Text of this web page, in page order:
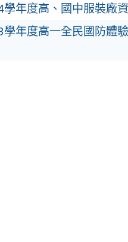
學年度高、國中服裝廠
學年度高一全民國防體